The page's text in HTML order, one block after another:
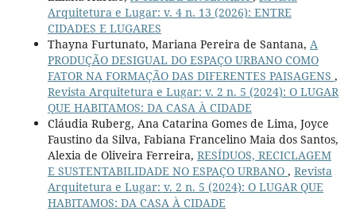
Arquitetura e Lugar: v. 4 n. 13 (2026): ENTRE
CIDADES E LUGARES
Thayna Furtunato, Mariana Pereira de Santana, A
PRODUÇÃO DESIGUAL DO ESPAÇO URBANO COMO
FATOR NA FORMAÇÃO DAS DIFERENTES PAISAGENS ,
Revista Arquitetura e Lugar: v. 2 n. 5 (2024): O LUGAR
QUE HABITAMOS: DA CASA À CIDADE
Cláudia Ruberg, Ana Catarina Gomes de Lima, Joyce
Faustino da Silva, Fabiana Francelino Maia dos Santos,
Alexia de Oliveira Ferreira, RESÍDUOS, RECICLAGEM
E SUSTENTABILIDADE NO ESPAÇO URBANO , Revista
Arquitetura e Lugar: v. 2 n. 5 (2024): O LUGAR QUE
HABITAMOS: DA CASA À CIDADE